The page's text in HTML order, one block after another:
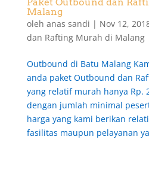
Malang
oleh anas sandi | Nov 12,
dan Rafting Murah di Malang
Outbound di Batu Malang
anda paket Outbound dan
yang relatif murah hanya Rp.
dengan jumlah minimal
harga yang kami berikan
fasilitas maupun pelayanan